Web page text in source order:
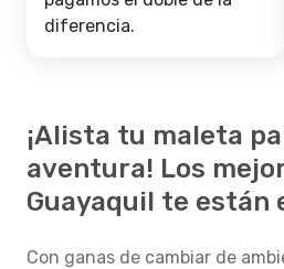
diferencia.
¡Alista tu maleta
aventura! Los
Guayaquil te están
Con ganas de cambiar de